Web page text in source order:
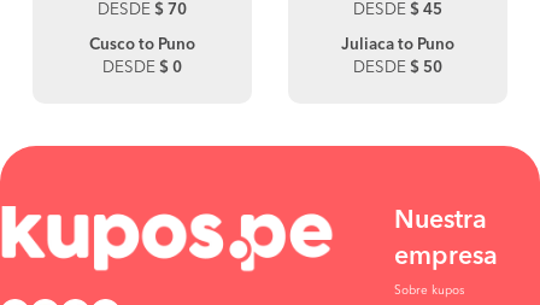
DESDE $ 70
Cusco to Puno
DESDE $ 0
DESDE $ 45
Juliaca to Puno
DESDE $ 50
Nuestra
empresa
Sobre kupos